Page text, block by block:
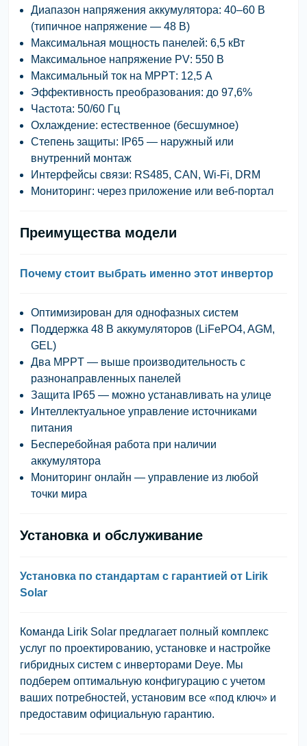
Диапазон напряжения аккумулятора: 40–60 В
(типичное напряжение — 48 В)
Максимальная мощность панелей: 6,5 кВт
Максимальное напряжение PV: 550 В
Максимальный ток на MPPT: 12,5 А
Эффективность преобразования: до 97,6%
Частота: 50/60 Гц
Охлаждение: естественное (бесшумное)
Степень защиты: IP65 — наружный или
внутренний монтаж
Интерфейсы связи: RS485, CAN, Wi-Fi, DRM
Мониторинг: через приложение или веб-портал
Преимущества модели
Почему стоит выбрать именно этот инвертор
Оптимизирован для однофазных систем
Поддержка 48 В аккумуляторов (LiFePO4, AGM,
GEL)
Два MPPT — выше производительность с
разнонаправленных панелей
Защита IP65 — можно устанавливать на улице
Интеллектуальное управление источниками
питания
Бесперебойная работа при наличии
аккумулятора
Мониторинг онлайн — управление из любой
точки мира
Установка и обслуживание
Установка по стандартам с гарантией от Lirik
Solar
Команда Lirik Solar предлагает полный комплекс
услуг по проектированию, установке и настройке
гибридных систем с инверторами Deye. Мы
подберем оптимальную конфигурацию с учетом
ваших потребностей, установим все «под ключ» и
предоставим официальную гарантию.